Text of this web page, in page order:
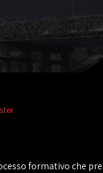
formativo che